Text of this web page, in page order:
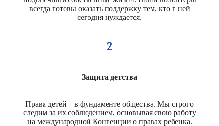
всегда готовы оказать поддержку тем, кто в ней
сегодня нуждается.
2
Защита детства
Права детей – в фундаменте общества. Мы строго
следим за их соблюдением, основывая свою работу
на международной Конвенции о правах ребенка.